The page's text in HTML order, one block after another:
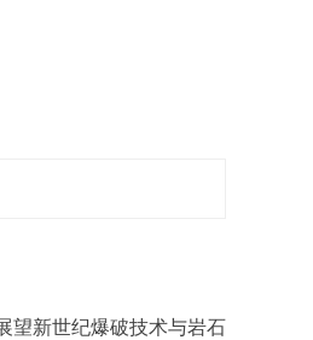
望新世纪爆破技术与岩石